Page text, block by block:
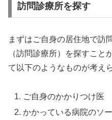
訪問診療所を探す
まずはご自身の居住地で訪
（訪問診療所）を探すこと
て以下のようなものが考え
ご自身のかかりつけ医
かかっている病院のソ